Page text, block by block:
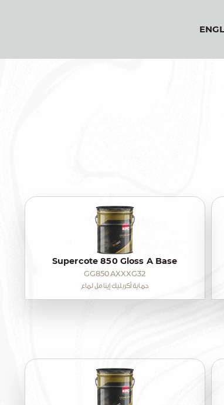
Supercote 850 Gloss A Base
GG850AXXXG32
حماية أكريليك إينامل لماع